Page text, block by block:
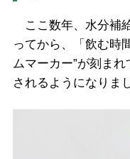
ここ数年、水分補
ってから、「飲む時
ムマーカー”が刻ま
されるようになりま